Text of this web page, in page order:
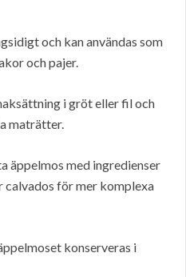
och kan användas som
och pajer.
i gröt eller fil och
maträtter.
äppelmos med ingredienser
calvados för mer komplexa
konserveras i